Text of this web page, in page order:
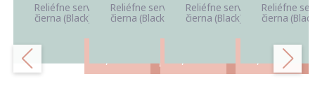
Reliéfne servítky v odtieni
čierna (Black) vhodné ...
Reliéfne servítky v odtieni
čierna (Black) vhodné ...
Reliéfne servítky v odtieni
čierna (Black) vhodné ...
€
Reliéfne
čierna